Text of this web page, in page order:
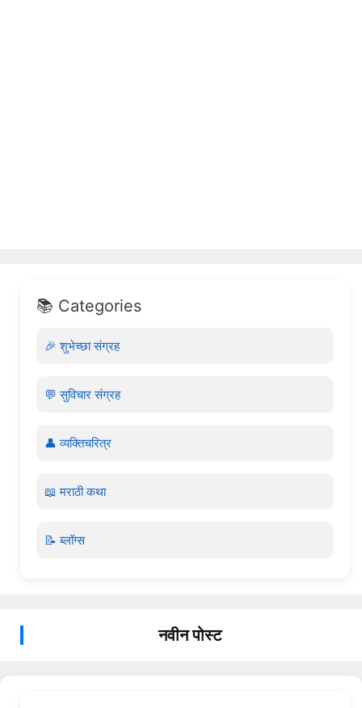
📚 Categories
🎉 शुभेच्छा संग्रह
💬 सुविचार संग्रह
👤 व्यक्तिचरित्र
📖 मराठी कथा
📝 ब्लॉग्स
नवीन पोस्ट